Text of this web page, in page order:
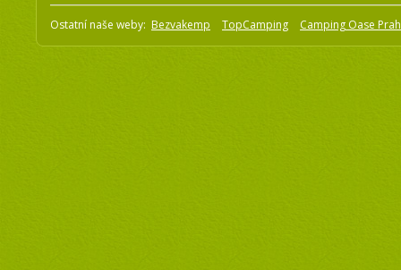
Ostatní naše weby: Bezvakemp TopCamping Camping Oase